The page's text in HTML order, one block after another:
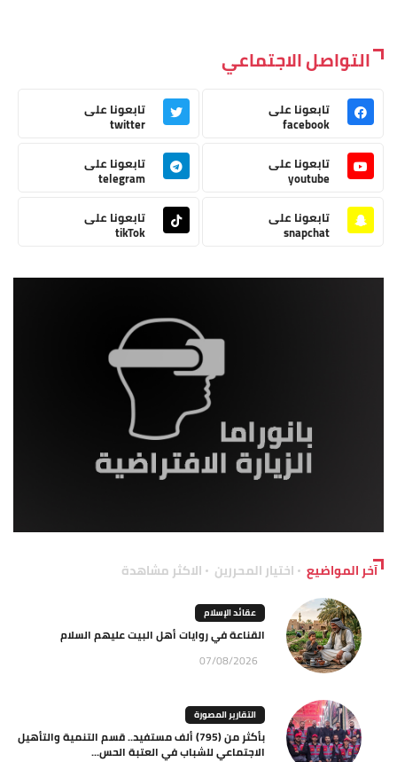
التواصل الاجتماعي
تابعونا على
facebook
تابعونا على
twitter
تابعونا على
youtube
تابعونا على
telegram
تابعونا على
snapchat
تابعونا على
tikTok
آخر المواضيع اختيار المحررين الاكثر مشاهدة
عقائد الإسلام
القناعة في روايات أهل البيت عليهم السلام
07/08/2026
التقارير المصورة
بأكثر من (795) ألف مستفيد.. قسم التنمية والتأهيل
الاجتماعي للشباب في العتبة الحس...